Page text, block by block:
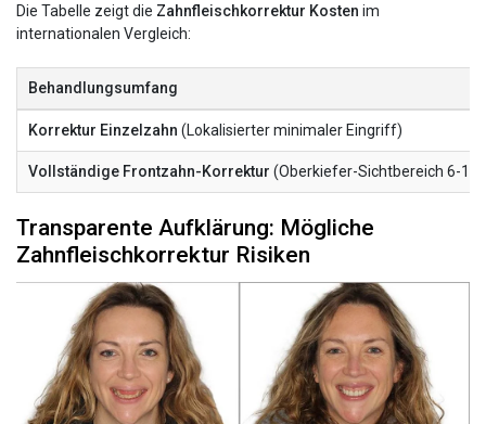
Die Tabelle zeigt die Zahnfleischkorrektur Kosten im
internationalen Vergleich:
Behandlungsumfang
Korrektur Einzelzahn (Lokalisierter minimaler Eingriff)
Vollständige Frontzahn-Korrektur (Oberkiefer-Sichtbereich 6-10
Transparente Aufklärung: Mögliche
Zahnfleischkorrektur Risiken